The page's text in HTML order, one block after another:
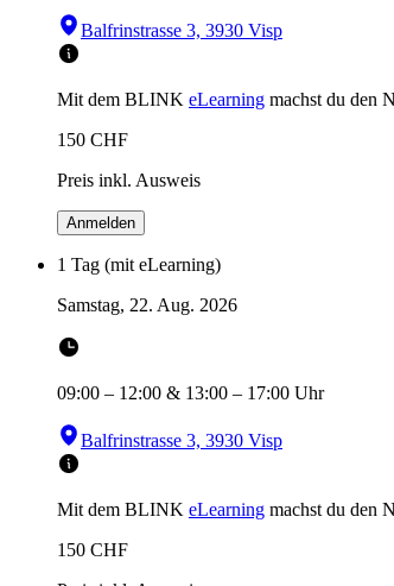
Balfrinstrasse 3, 3930 Visp
Mit dem BLINK eLearning machst du den
150 CHF
Preis inkl. Ausweis
Anmelden
1 Tag (mit eLearning)
Samstag, 22. Aug. 2026
09:00 – 12:00 & 13:00 – 17:00 Uhr
Balfrinstrasse 3, 3930 Visp
Mit dem BLINK eLearning machst du den
150 CHF